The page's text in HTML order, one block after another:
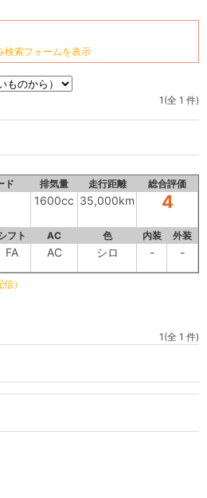
検索フォームを表示
1(全 1 件)
ド 排気量 走行距離 総合評価
1600cc 35,000km 4
フト AC 色 内装 外装
FA AC シロ - -
）
1(全 1 件)